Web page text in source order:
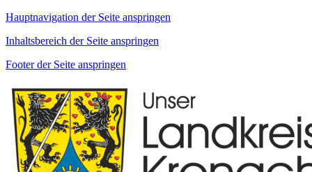
Hauptnavigation der Seite anspringen
Inhaltsbereich der Seite anspringen
Footer der Seite anspringen